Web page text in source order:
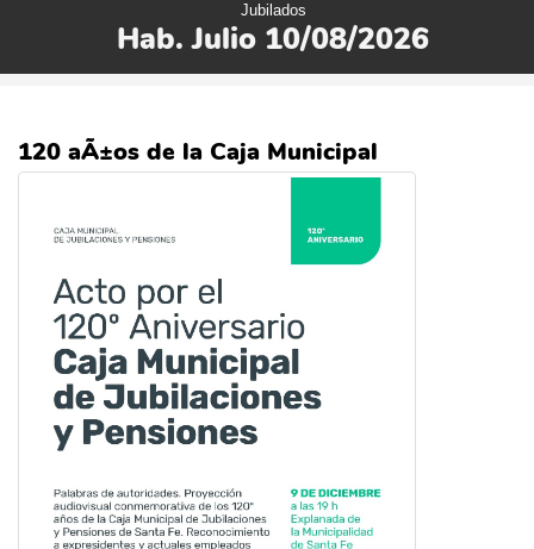
Jubilados
Hab. Julio 10/08/2026
120 aÃ±os de la Caja Municipal